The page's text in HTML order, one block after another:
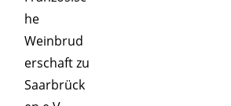
he
Weinbrud
erschaft zu
Saarbrück